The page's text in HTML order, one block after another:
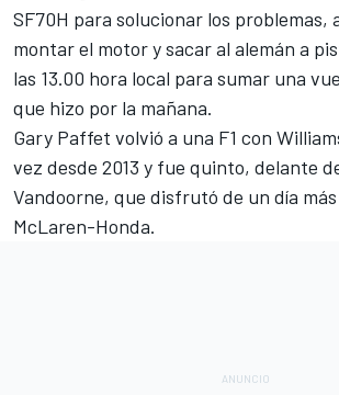
SF70H para solucionar los problemas,
montar el motor y sacar al alemán a
las 13.00 hora local para sumar una
que hizo por la mañana.
Gary Paffet volvió a una F1 con
vez desde 2013 y fue quinto, delante
Vandoorne, que disfrutó de un día
McLaren-Honda.